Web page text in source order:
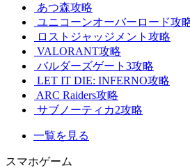
あつ森攻略
ユニコーンオーバーロード攻
ロストジャッジメント攻略
VALORANT攻略
バルダーズゲート3攻略
LET IT DIE: INFERNO攻略
ARC Raiders攻略
サブノーティカ2攻略
一覧を見る
スマホゲーム